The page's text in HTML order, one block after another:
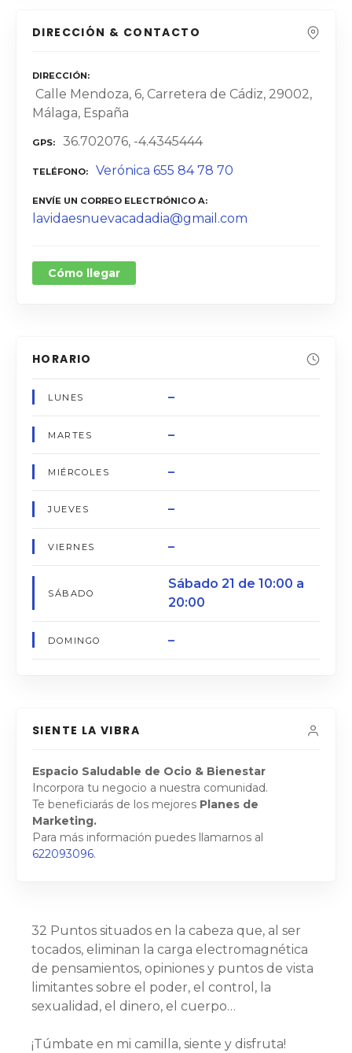
DIRECCIÓN & CONTACTO
DIRECCIÓN
Calle Mendoza, 6, Carretera de Cádiz, 29002,
Málaga, España
GPS 36.702076, -4.4345444
TELÉFONO Verónica 655 84 78 70
ENVÍE UN CORREO ELECTRÓNICO A
lavidaesnuevacadadia@gmail.com
Cómo llegar
HORARIO
LUNES –
MARTES –
MIÉRCOLES –
JUEVES –
VIERNES –
SÁBADO
Sábado 21 de 10:00 a
20:00
DOMINGO –
SIENTE LA VIBRA
Espacio Saludable de Ocio & Bienestar
Incorpora tu negocio a nuestra comunidad.
Te beneficiarás de los mejores Planes de
Marketing.
Para más información puedes llamarnos al
622093096.
32 Puntos situados en la cabeza que, al ser
tocados, eliminan la carga electromagnética
de pensamientos, opiniones y puntos de vista
limitantes sobre el poder, el control, la
sexualidad, el dinero, el cuerpo…
¡Túmbate en mi camilla, siente y disfruta!